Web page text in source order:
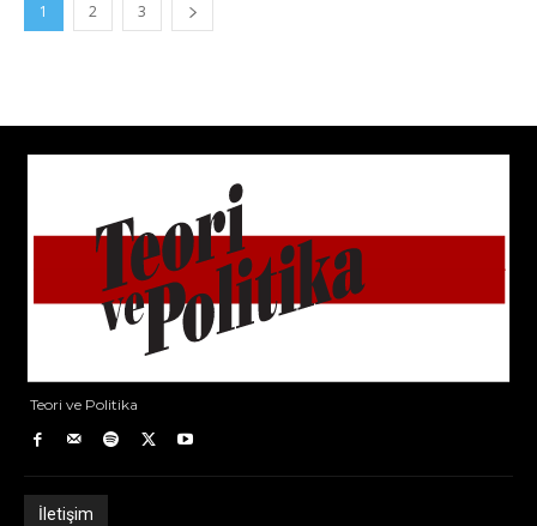
1 2 3
Teori ve Politika
İletişim